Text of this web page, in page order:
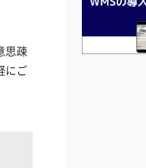
思疎
にご